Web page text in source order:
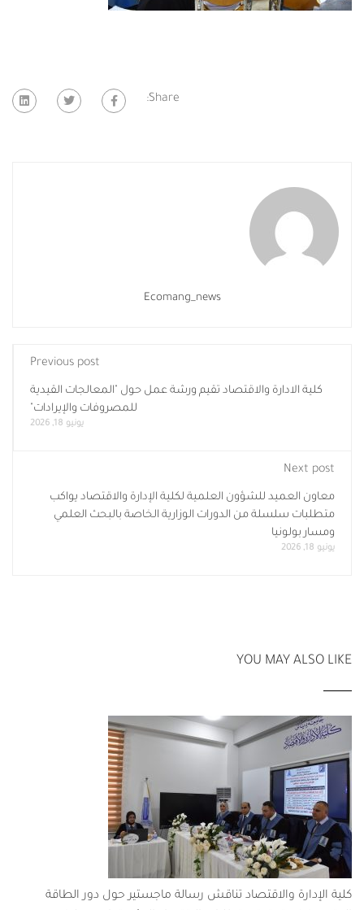
Share:
Ecomang_news
Previous post
كلية الادارة والاقتصاد تقيم ورشة عمل حول "المعالجات القيدية
للمصروفات والإيرادات"
يونيو 18, 2026
Next post
معاون العميد للشؤون العلمية لكلية الإدارة والاقتصاد يواكب
متطلبات سلسلة من الدورات الوزارية الخاصة بالبحث العلمي
ومسار بولونيا
يونيو 18, 2026
YOU MAY ALSO LIKE
كلية الإدارة والاقتصاد تناقش رسالة ماجستير حول دور الطاقة